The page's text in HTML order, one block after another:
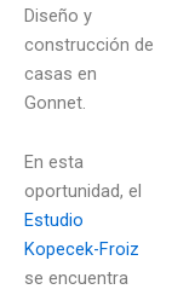
Diseño y
construcción de
casas en
Gonnet.
En esta
oportunidad, el
Estudio
Kopecek-Froiz
se encuentra